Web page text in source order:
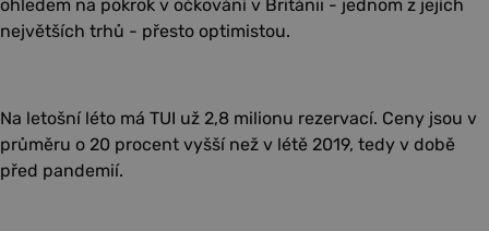
ohledem na pokrok v očkování v Británii - jednom z jejích
největších trhů - přesto optimistou.
Na letošní léto má TUI už 2,8 milionu rezervací. Ceny jsou v
průměru o 20 procent vyšší než v létě 2019, tedy v době
před pandemií.